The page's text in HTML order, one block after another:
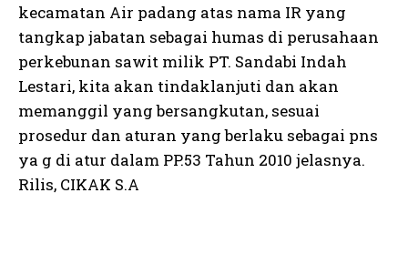
kecamatan Air padang atas nama IR yang
tangkap jabatan sebagai humas di perusahaan
perkebunan sawit milik PT. Sandabi Indah
Lestari, kita akan tindaklanjuti dan akan
memanggil yang bersangkutan, sesuai
prosedur dan aturan yang berlaku sebagai pns
ya g di atur dalam PP.53 Tahun 2010 jelasnya.
Rilis, CIKAK S.A